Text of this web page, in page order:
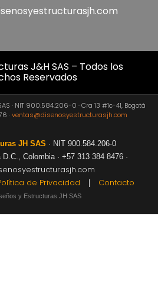
J&H SAS – Todos los
Reservados
· NIT 900.584.206-0 · Cra 13 #1c-41, Bogotá
·ventas@disenosyestructurasjh.com
JH SAS · NIT 900.584.206-0
Colombia · +57 313 384 8476 ·
de Privacidad Contacto
y Estructuras JH SAS